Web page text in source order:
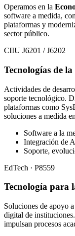
Operamos en la
software a medida,
plataformas y
sector público.
CIIU J6201 / J6202
Tecnologías de
Actividades de
soporte tecnológico.
plataformas como
soluciones a medida
Software a la
Integración de
Soporte,
EdTech · P8559
Tecnología para
Soluciones de apoyo
digital de
impulsan procesos